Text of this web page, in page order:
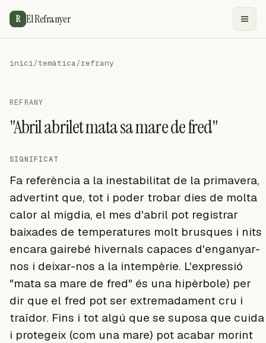
R El Refranyer
inici/temàtica/refrany
REFRANY
"Abril abrilet mata sa mare de fred"
SIGNIFICAT
Fa referència a la inestabilitat de la primavera,
advertint que, tot i poder trobar dies de molta
calor al migdia, el mes d'abril pot registrar
baixades de temperatures molt brusques i nits
encara gairebé hivernals capaces d'enganyar-
nos i deixar-nos a la intempèrie. L'expressió
"mata sa mare de fred" és una hipèrbole) per
dir que el fred pot ser extremadament cru i
traïdor. Fins i tot algú que se suposa que cuida
i protegeix (com una mare) pot acabar morint